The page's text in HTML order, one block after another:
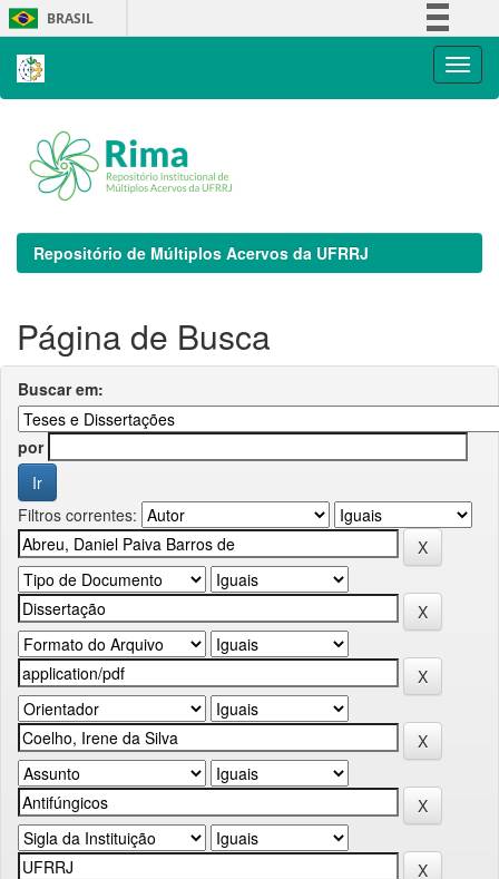
Skip
navigation
BRASIL
Repositório de Múltiplos Acervos da UFRRJ
Página de Busca
Buscar em:
por
Filtros correntes: